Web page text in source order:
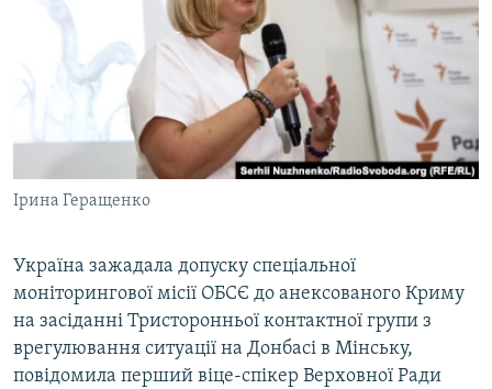
СПЕЦПРОЕКТИ
ДЕПОРТАЦІЯ
ВІДЕОУРОКИ «ELIFBE»
СВІДЧЕННЯ ОКУПАЦІЇ
УКРАЇНСЬКА ПРОБЛЕМА КРИМУ
ІНФОГРАФІКА
ЯК ОБІЙТИ БЛОКУВАННЯ
Qırımtatar
ДОЛУЧАЙСЯ!
Усі сайти RFE/RL
Ірина Геращенко
Україна зажадала допуску спеціальної
моніторингової місії ОБСЄ до анексованого Криму
на засіданні Тристоронньої контактної групи з
врегулювання ситуації на Донбасі в Мінську,
повідомила перший віце-спікер Верховної Ради